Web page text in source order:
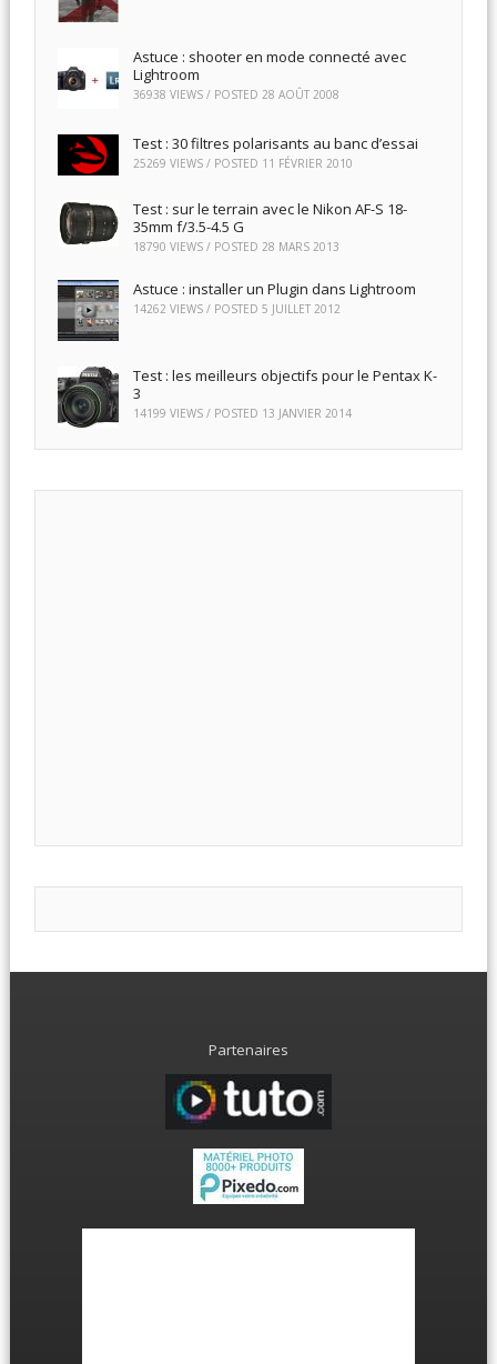
Astuce : shooter en mode connecté avec
Lightroom
36938 VIEWS / POSTED 28 AOÛT 2008
Test : 30 filtres polarisants au banc d’essai
25269 VIEWS / POSTED 11 FÉVRIER 2010
Test : sur le terrain avec le Nikon AF-S 18-
35mm f/3.5-4.5 G
18790 VIEWS / POSTED 28 MARS 2013
Astuce : installer un Plugin dans Lightroom
14262 VIEWS / POSTED 5 JUILLET 2012
Test : les meilleurs objectifs pour le Pentax K-
3
14199 VIEWS / POSTED 13 JANVIER 2014
Partenaires